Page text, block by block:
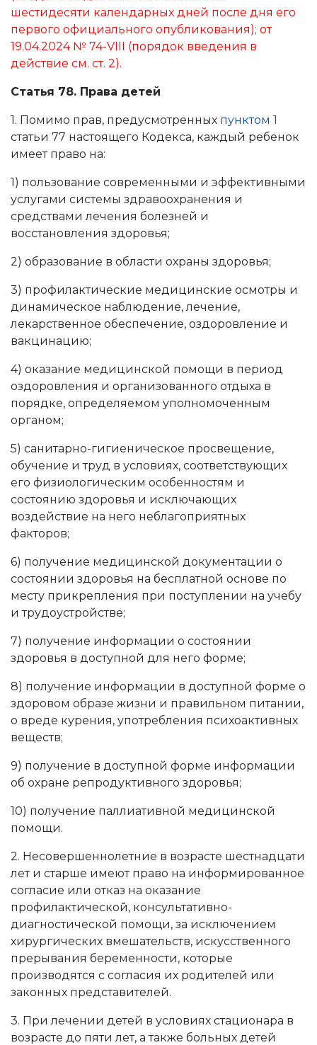
шестидесяти календарных дней после дня его
первого официального опубликования); от
19.04.2024 № 74-VIII (порядок введения в
действие см. ст. 2).
Статья 78. Права детей
1. Помимо прав, предусмотренных пунктом 1
статьи 77 настоящего Кодекса, каждый ребенок
имеет право на:
1) пользование современными и эффективными
услугами системы здравоохранения и
средствами лечения болезней и
восстановления здоровья;
2) образование в области охраны здоровья;
3) профилактические медицинские осмотры и
динамическое наблюдение, лечение,
лекарственное обеспечение, оздоровление и
вакцинацию;
4) оказание медицинской помощи в период
оздоровления и организованного отдыха в
порядке, определяемом уполномоченным
органом;
5) санитарно-гигиеническое просвещение,
обучение и труд в условиях, соответствующих
его физиологическим особенностям и
состоянию здоровья и исключающих
воздействие на него неблагоприятных
факторов;
6) получение медицинской документации о
состоянии здоровья на бесплатной основе по
месту прикрепления при поступлении на учебу
и трудоустройстве;
7) получение информации о состоянии
здоровья в доступной для него форме;
8) получение информации в доступной форме о
здоровом образе жизни и правильном питании,
о вреде курения, употребления психоактивных
веществ;
9) получение в доступной форме информации
об охране репродуктивного здоровья;
10) получение паллиативной медицинской
помощи.
2. Несовершеннолетние в возрасте шестнадцати
лет и старше имеют право на информированное
согласие или отказ на оказание
профилактической, консультативно-
диагностической помощи, за исключением
хирургических вмешательств, искусственного
прерывания беременности, которые
производятся с согласия их родителей или
законных представителей.
3. При лечении детей в условиях стационара в
возрасте до пяти лет, а также больных детей